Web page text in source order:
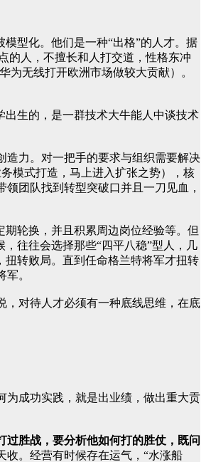
型化。他们是一种“出格”的人才。据
的人，不擅长和人打交道，性格东冲
为无线打开欧洲市场做较大贡献）。
出生的，是一群技术大牛能人中谈技术
造力。对一把手的要求与组织需要解决
模式打造，马上进入扩张之势），核
团队找到转型突破口并且一刀见血，
轮换，并且积累周边岗位经验等。但
往往会选择那些“四平八稳”型人，几
转败局。直到任命格兰特将军才扭转
。
，对待人才必须有一种底线思维，在底
为成功实践，就是出业绩，做出重大贡
胜战，要分析他如何打的胜仗，既问
。经营有时候存在运气，“水涨船